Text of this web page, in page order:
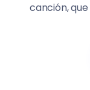
canción,